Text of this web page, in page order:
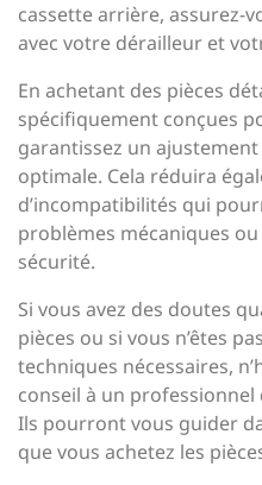
cassette arrière, assurez-
avec votre dérailleur et
En achetant des pièces
spécifiquement conçues
garantissez un
optimale. Cela réduira
d’incompatibilités qui
problèmes mécaniques
sécurité.
Si vous avez des doutes
pièces ou si vous n’êtes
techniques nécessaires,
conseil à un professionnel
Ils pourront vous guider
que vous achetez les